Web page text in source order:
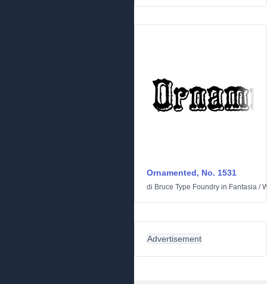
Ornamented, No. 1531
di Bruce Type Foundry in Fantasia /
Advertisement